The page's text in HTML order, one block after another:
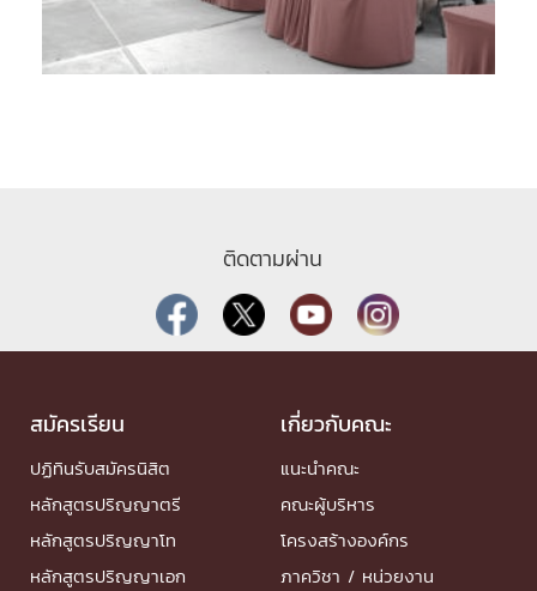
ติดตามผ่าน
สมัครเรียน
ปฏิทินรับสมัครนิสิต
หลักสูตรปริญญาตรี
หลักสูตรปริญญาโท
หลักสูตรปริญญาเอก
เกี่ยวกับคณะ
แนะนำคณะ
คณะผู้บริหาร
โครงสร้างองค์กร
ภาควิชา / หน่วยงาน